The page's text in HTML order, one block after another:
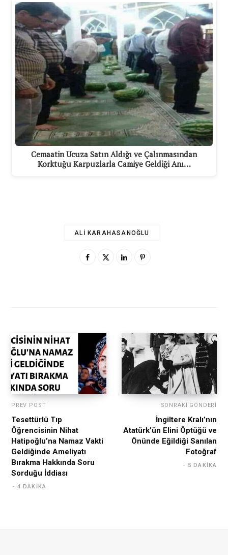
Cemaatin Ucuza Satın Aldığı ve Çalınmasından
Korktuğu Karpuzlarla Camiye Geldiği Anı…
ALI KARAHASANOĞLU
PREV POST
Tesettürlü Tıp
Öğrencisinin Nihat
Hatipoğlu’na Namaz Vakti
Geldiğinde Ameliyatı
Bırakma Hakkında Soru
Sorduğu İddiası
4 DAKIKA
SONRAKI GÖNDERI
İngiltere Kralı’nın
Atatürk’ün Elini Öptüğü ve
Önünde Eğildiği Sanılan
Fotoğraf
5 DAKIKA